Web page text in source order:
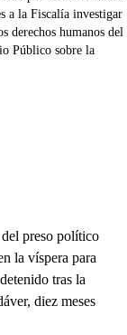
a la Fiscalía investigar
derechos humanos del
Público sobre la
preso político
la víspera para
tras la
diez meses